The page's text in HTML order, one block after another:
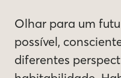
Olhar para um
possível,
diferentes